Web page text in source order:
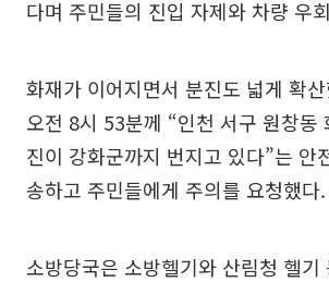
다며 주민들의 진입 자제와 차량 우
화재가 이어지면서 분진도 넓게 확
오전 8시 53분께 “인천 서구 원창동
진이 강화군까지 번지고 있다”는 안
송하고 주민들에게 주의를 요청했다.
소방당국은 소방헬기와 산림청 헬기